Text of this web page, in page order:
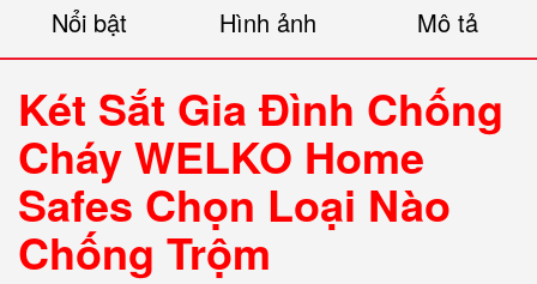
Nổi bật Hình ảnh Mô tả
Két Sắt Gia Đình Chống
Cháy WELKO Home
Safes Chọn Loại Nào
Chống Trộm